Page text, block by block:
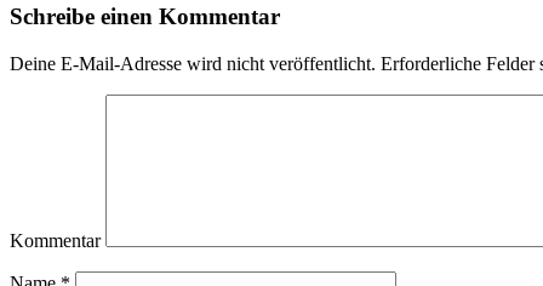
Schreibe einen Kommentar
Deine E-Mail-Adresse wird nicht veröffentlicht. Erforderliche Felder
Kommentar